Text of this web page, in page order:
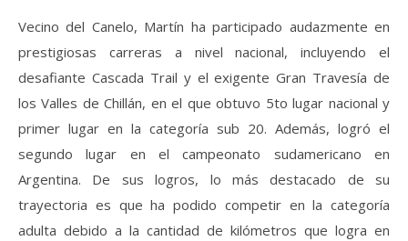
Vecino del Canelo, Martín ha participado audazmente en
prestigiosas carreras a nivel nacional, incluyendo el
desafiante Cascada Trail y el exigente Gran Travesía de
los Valles de Chillán, en el que obtuvo 5to lugar nacional y
primer lugar en la categoría sub 20. Además, logró el
segundo lugar en el campeonato sudamericano en
Argentina. De sus logros, lo más destacado de su
trayectoria es que ha podido competir en la categoría
adulta debido a la cantidad de kilómetros que logra en